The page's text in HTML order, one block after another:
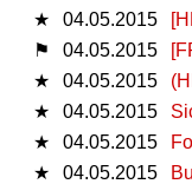
★
04.05.2015
⚑
04.05.2015
★
04.05.2015
★
04.05.2015
★
04.05.2015
★
04.05.2015